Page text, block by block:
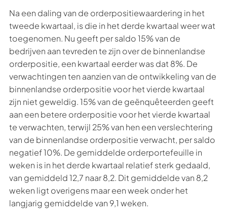
Na een daling van de orderpositiewaardering in het
tweede kwartaal, is die in het derde kwartaal weer wat
toegenomen. Nu geeft per saldo 15% van de
bedrijven aan tevreden te zijn over de binnenlandse
orderpositie, een kwartaal eerder was dat 8%. De
verwachtingen ten aanzien van de ontwikkeling van de
binnenlandse orderpositie voor het vierde kwartaal
zijn niet geweldig. 15% van de geënquêteerden geeft
aan een betere orderpositie voor het vierde kwartaal
te verwachten, terwijl 25% van hen een verslechtering
van de binnenlandse orderpositie verwacht, per saldo
negatief 10%. De gemiddelde orderportefeuille in
weken is in het derde kwartaal relatief sterk gedaald,
van gemiddeld 12,7 naar 8,2. Dit gemiddelde van 8,2
weken ligt overigens maar een week onder het
langjarig gemiddelde van 9,1 weken.